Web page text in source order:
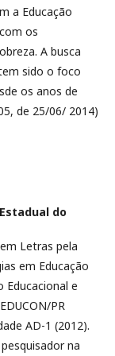
a Educação
os
A busca
sido o foco
os anos de
de 25/06/ 2014)
do
Letras pela
em Educação
Educacional e
PR
AD-1 (2012).
na